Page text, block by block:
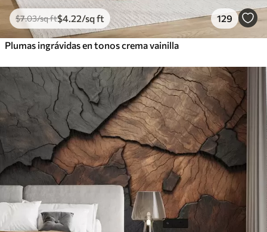
$7.03/sq ft$4 .22/sq ft 129
Plumas ingrávidas en tonos crema vainilla